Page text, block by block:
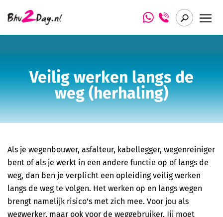
Veilig werken langs de
weg (herhaling)
Als je wegenbouwer, asfalteur, kabellegger, wegenreiniger
bent of als je werkt in een andere functie op of langs de
weg, dan ben je verplicht een opleiding veilig werken
langs de weg te volgen. Het werken op en langs wegen
brengt namelijk risico’s met zich mee. Voor jou als
wegwerker, maar ook voor de weggebruiker. Jij moet
Arbo Insight
BHV herhaling cursus Bhv2Day.nl
BHV Basis (NIBHV gecertificeerd)
BHV Herhaling (NIBHV gecertificeerd)
EHBO cursus (Het Oranje Kruis)
EHBO herhaling cursus (Het Oranje Kruis)
Eerste Hulp aan Kinderen (Het Oranje Kruis)